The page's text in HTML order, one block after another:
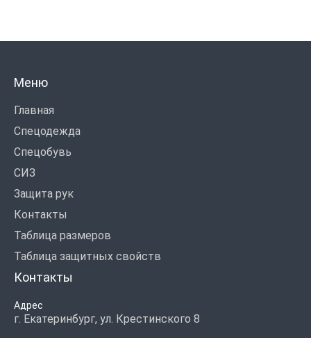
Меню
Главная
Спецодежда
Спецобувь
СИЗ
Защита рук
Контакты
Таблица размеров
Таблица защитных свойств
Контакты
Адрес
г. Екатеринбург, ул. Крестинского 8